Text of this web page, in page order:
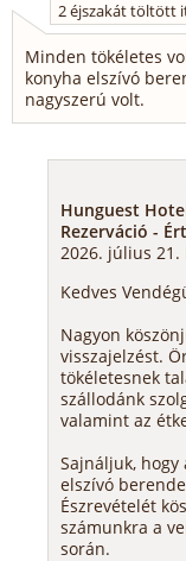
2 éjszakát töltött
Minden tökéletes
konyha elszívó
nagyszerú volt.
Hunguest
Rezerváció -
2026. július 21.
Kedves
Nagyon
visszajelzést.
tökéletesnek
szállodánk
valamint az
Sajnáljuk,
elszívó
Észrevételét
számunkra a
során.